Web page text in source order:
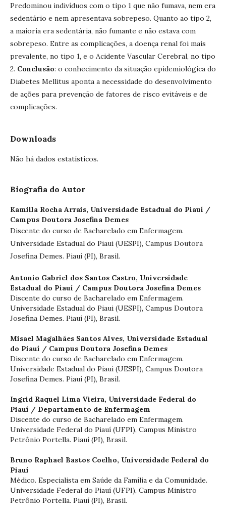
Predominou indivíduos com o tipo 1 que não fumava, nem era
sedentário e nem apresentava sobrepeso. Quanto ao tipo 2,
a maioria era sedentária, não fumante e não estava com
sobrepeso. Entre as complicações, a doença renal foi mais
prevalente, no tipo 1, e o Acidente Vascular Cerebral, no tipo
2. Conclusão: o conhecimento da situação epidemiológica do
Diabetes Mellitus aponta a necessidade do desenvolvimento
de ações para prevenção de fatores de risco evitáveis e de
complicações.
Downloads
Não há dados estatísticos.
Biografia do Autor
Kamilla Rocha Arrais, Universidade Estadual do Piauí /
Campus Doutora Josefina Demes
Discente do curso de Bacharelado em Enfermagem.
Universidade Estadual do Piaui (UESPI), Campus Doutora
Josefina Demes. Piauí (PI), Brasil.
Antonio Gabriel dos Santos Castro, Universidade
Estadual do Piauí / Campus Doutora Josefina Demes
Discente do curso de Bacharelado em Enfermagem.
Universidade Estadual do Piaui (UESPI), Campus Doutora
Josefina Demes. Piauí (PI), Brasil.
Misael Magalhães Santos Alves, Universidade Estadual
do Piauí / Campus Doutora Josefina Demes
Discente do curso de Bacharelado em Enfermagem.
Universidade Estadual do Piaui (UESPI), Campus Doutora
Josefina Demes. Piauí (PI), Brasil.
Ingrid Raquel Lima Vieira, Universidade Federal do
Piauí / Departamento de Enfermagem
Discente do curso de Bacharelado em Enfermagem.
Universidade Federal do Piauí (UFPI), Campus Ministro
Petrônio Portella. Piauí (PI), Brasil.
Bruno Raphael Bastos Coelho, Universidade Federal do
Piauí
Médico. Especialista em Saúde da Família e da Comunidade.
Universidade Federal do Piauí (UFPI), Campus Ministro
Petrônio Portella. Piauí (PI), Brasil.